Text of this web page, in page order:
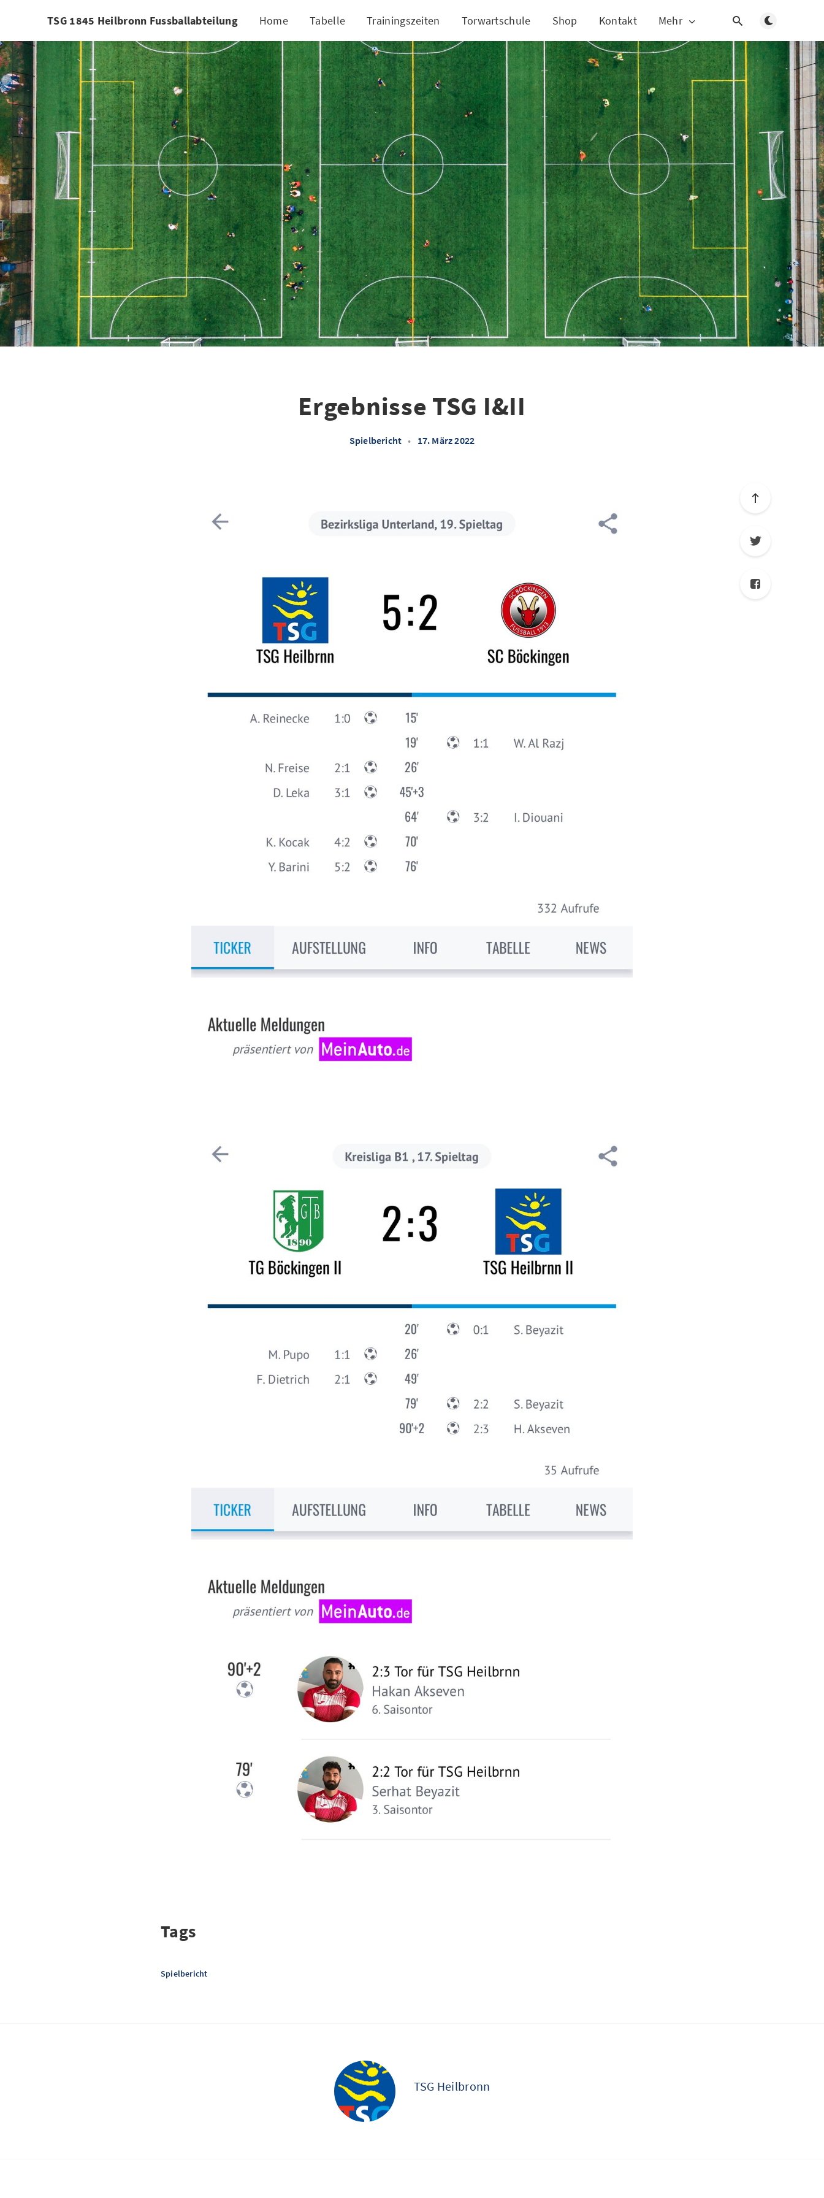
TSG 1845 Heilbronn Fussballabteilung Home Tabelle Trainingszeiten Torwartschule Shop Kontakt Mehr Dunklen
Ergebnisse TSG I&II
Spielbericht • 17. März 2022
Tags
Spielbericht
TSG Heilbronn